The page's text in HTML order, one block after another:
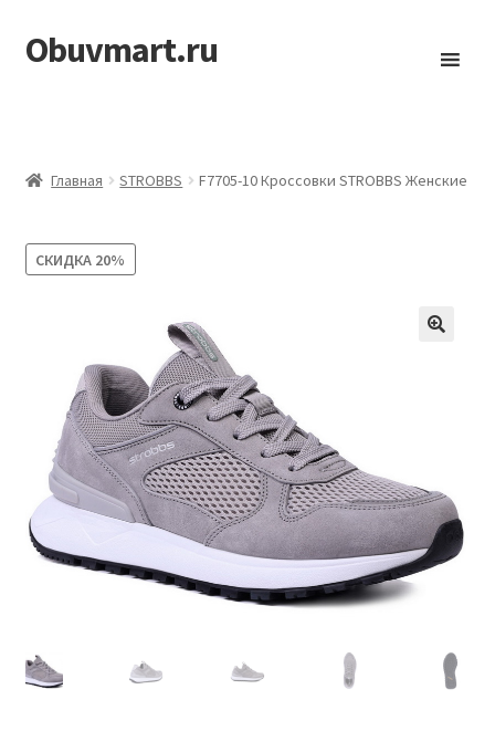
Перейти
к
Перейти
к
Obuvmart.ru
Главная STROBBS F7705-10 Кроссовки STROBBS Женские
СКИДКА 20%